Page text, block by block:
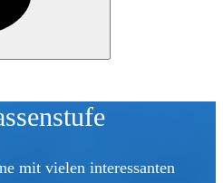
mit vielen interessanten